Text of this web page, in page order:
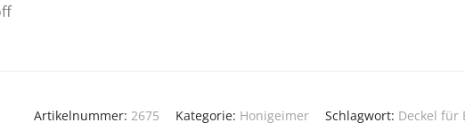
Artikelnummer: 2675 Kategorie: Honigeimer Schlagwort: Deckel für